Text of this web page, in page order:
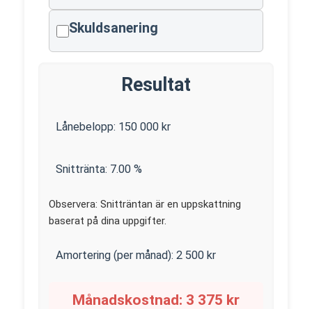
Skuldsanering
Resultat
Lånebelopp: 150 000 kr
Snittränta: 7.00 %
Observera: Snitträntan är en uppskattning
baserat på dina uppgifter.
Amortering (per månad): 2 500 kr
Månadskostnad: 3 375 kr